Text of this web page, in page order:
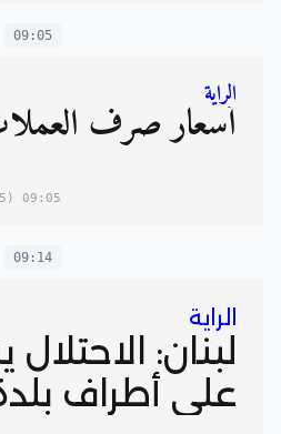
09:05
الراية
أسعار صرف
09:05
(06:05 in your timezone)
09:14
الراية
لبنان:
على أطراف